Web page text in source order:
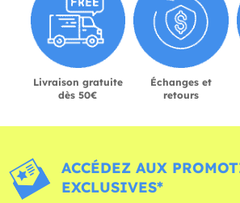
Livraison gratuite
dès 50€
Échanges et
retours
ACCÉDEZ AUX
EXCLUSIVES*